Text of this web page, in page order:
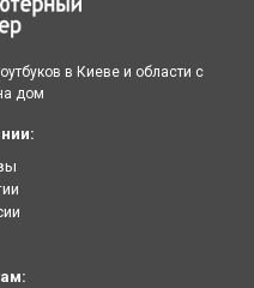
в Киеве и области с
дом